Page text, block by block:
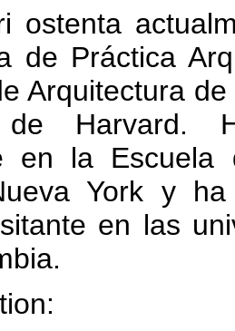
ostenta
de Práctica
Arquitectura
de Harvard.
en la Escuela
York y ha
en las
.